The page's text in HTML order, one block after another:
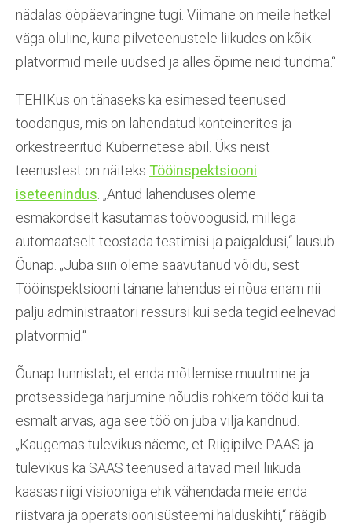
nädalas ööpäevaringne tugi. Viimane on meile hetkel
väga oluline, kuna pilveteenustele liikudes on kõik
platvormid meile uudsed ja alles õpime neid tundma.“
TEHIKus on tänaseks ka esimesed teenused
toodangus, mis on lahendatud konteinerites ja
orkestreeritud Kubernetese abil. Üks neist
teenustest on näiteks Tööinspektsiooni
iseteenindus . „Antud lahenduses oleme
esmakordselt kasutamas töövoogusid, millega
automaatselt teostada testimisi ja paigaldusi,“ lausub
Õunap. „Juba siin oleme saavutanud võidu, sest
Tööinspektsiooni tänane lahendus ei nõua enam nii
palju administraatori ressursi kui seda tegid eelnevad
platvormid.“
Õunap tunnistab, et enda mõtlemise muutmine ja
protsessidega harjumine nõudis rohkem tööd kui ta
esmalt arvas, aga see töö on juba vilja kandnud.
„Kaugemas tulevikus näeme, et Riigipilve PAAS ja
tulevikus ka SAAS teenused aitavad meil liikuda
kaasas riigi visiooniga ehk vähendada meie enda
riistvara ja operatsioonisüsteemi halduskihti,“ räägib